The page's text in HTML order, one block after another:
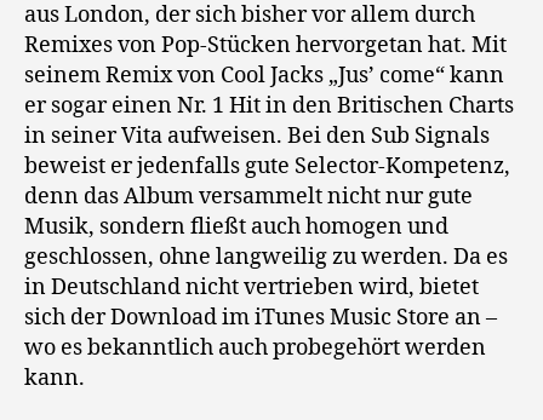
aus London, der sich bisher vor allem durch
Remixes von Pop-Stücken hervorgetan hat. Mit
seinem Remix von Cool Jacks „Jus’ come“ kann
er sogar einen Nr. 1 Hit in den Britischen Charts
in seiner Vita aufweisen. Bei den Sub Signals
beweist er jedenfalls gute Selector-Kompetenz,
denn das Album versammelt nicht nur gute
Musik, sondern fließt auch homogen und
geschlossen, ohne langweilig zu werden. Da es
in Deutschland nicht vertrieben wird, bietet
sich der Download im iTunes Music Store an –
wo es bekanntlich auch probegehört werden
kann.